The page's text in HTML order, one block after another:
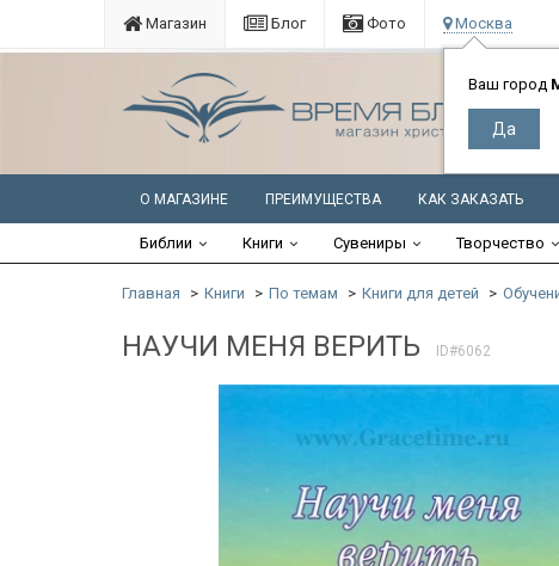
Магазин Блог Фото Москва
Ваш город
О МАГАЗИНЕ ПРЕИМУЩЕСТВА КАК ЗАКАЗАТЬ
Библии Книги Сувениры Творчество
Главная Книги По темам Книги для детей
НАУЧИ МЕНЯ ВЕРИТЬ ID#6062